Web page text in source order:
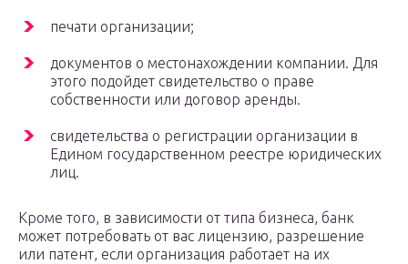
печати организации;
документов о местонахождении компании. Для
этого подойдет свидетельство о праве
собственности или договор аренды.
свидетельства о регистрации организации в
Едином государственном реестре юридических
лиц.
Кроме того, в зависимости от типа бизнеса, банк
может потребовать от вас лицензию, разрешение
или патент, если организация работает на их